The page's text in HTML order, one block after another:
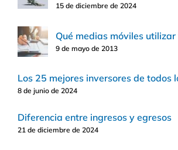
15 de diciembre de 2024
Qué medias móviles utilizar
9 de mayo de 2013
Los 25 mejores inversores de todos
8 de junio de 2024
Diferencia entre ingresos y egresos
21 de diciembre de 2024